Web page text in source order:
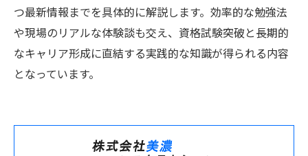
つ最新情報までを具体的に解説します。効率的な勉強法
や現場のリアルな体験談も交え、資格試験突破と長期的
なキャリア形成に直結する実践的な知識が得られる内容
となっています。